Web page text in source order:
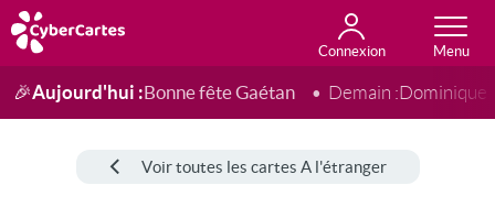
Connexion
Anniversaire
Fête du jour
Amour
Amitié
Merci
Toutes les cartes
🎉Aujourd'hui :Bonne fête Gaétan Demain :Dominique
Voir toutes les cartes A l'étranger